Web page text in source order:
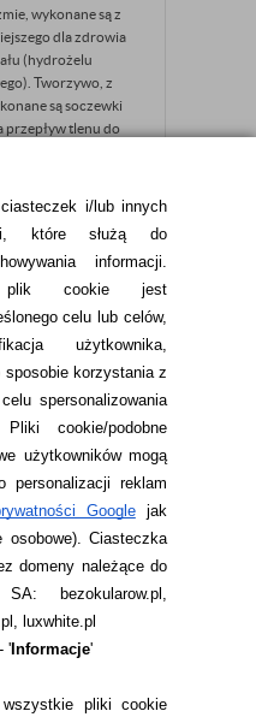
i/lub innych
które służą do
informacji.
plik cookie jest
celu lub celów,
użytkownika,
korzystania z
spersonalizowania
Pliki cookie/podobne
użytkowników mogą
personalizacji reklam
Googlejak
osobowe). Ciasteczka
domeny należące do
bezokularow.pl,
luxwhite.pl
'Informacje'
wszystkie pliki cookie
wykonane są z
dla zdrowia
(hydrożelu
Tworzywo, z
są soczewki
przepływ tlenu do
COOPER VISION
TORIC
3 SZTUKI
Biofinity
w opakowaniu 3-
soczewki
do korygowania
astygmatyzm.
wykonane są z
silikonowo-
o bardzo
wody, a dzięki
nadaj...